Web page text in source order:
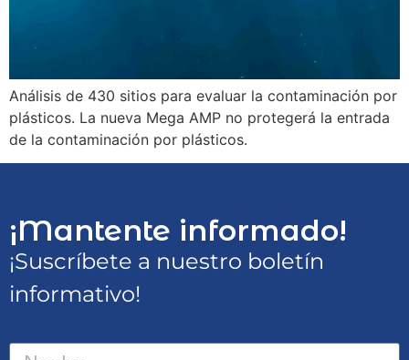
Análisis de 430 sitios para evaluar la contaminación por
plásticos. La nueva Mega AMP no protegerá la entrada
de la contaminación por plásticos.
¡Mantente informado!
¡Suscríbete a nuestro boletín
informativo!